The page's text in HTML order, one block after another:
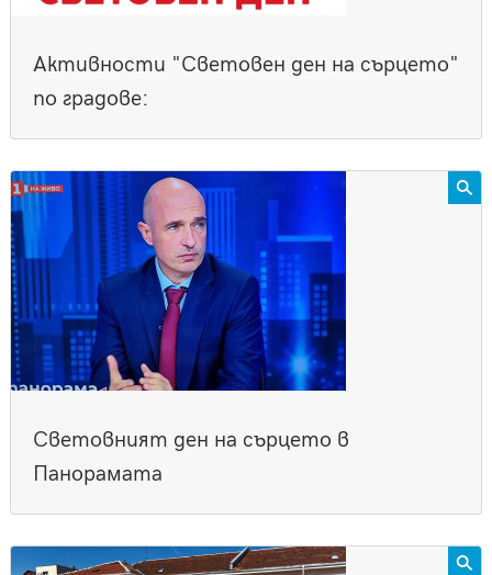
Активности "Световен ден на сърцето"
по градове:
Световният ден на сърцето в
Панорамата